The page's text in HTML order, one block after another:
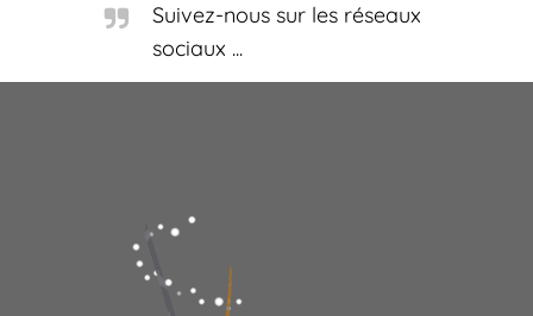
Suivez-nous sur les réseaux
sociaux ...